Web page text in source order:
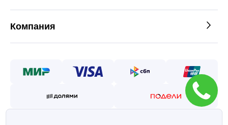
Компания